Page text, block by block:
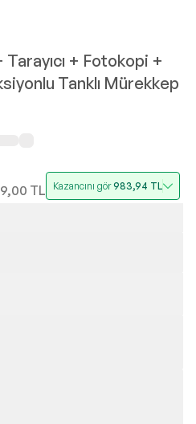
Tarayıcı + Fotokopi +
Tanklı Mürekkep
TL Kazancını gör983,94 TL